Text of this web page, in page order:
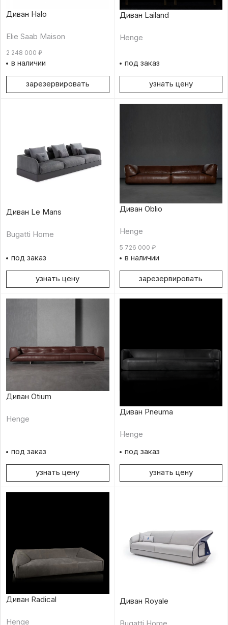
Диван Halo
Elie Saab Maison
2 248 000 ₽
в наличии
зарезервировать
Диван Lailand
Henge
под заказ
узнать цену
Диван Le Mans
Bugatti Home
под заказ
узнать цену
Диван Oblio
Henge
5 726 000 ₽
в наличии
зарезервировать
Диван Otium
Henge
под заказ
узнать цену
Диван Pneuma
Henge
под заказ
узнать цену
Диван Radical
Henge
Диван Royale
Bugatti Home